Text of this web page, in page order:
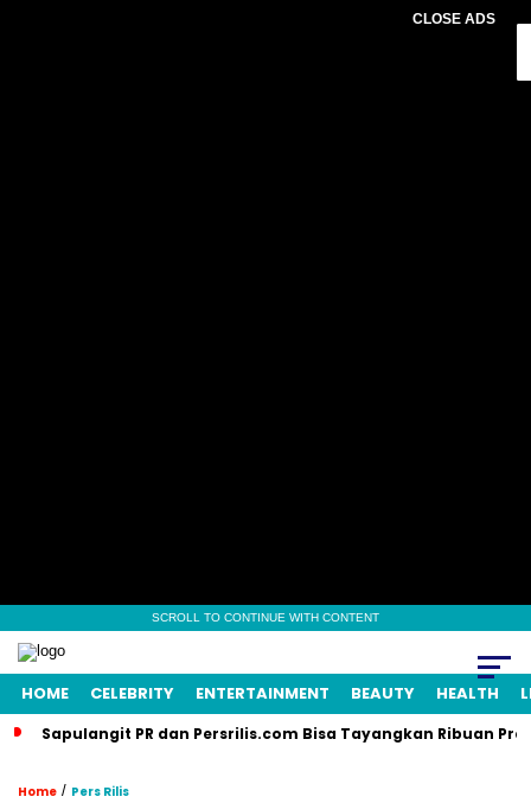
CLOSE ADS
SCROLL TO CONTINUE WITH CONTENT
HOME CELEBRITY ENTERTAINMENT BEAUTY HEALTH
PR dan Persrilis.com Bisa Tayangkan Ribuan Press
Home / Pers Rilis